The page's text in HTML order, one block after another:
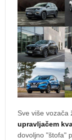
Sve više vozača
upravljačem
dovoljno "štofa"